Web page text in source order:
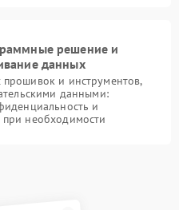
решение и
данных
и инструментов,
данными:
и
необходимости